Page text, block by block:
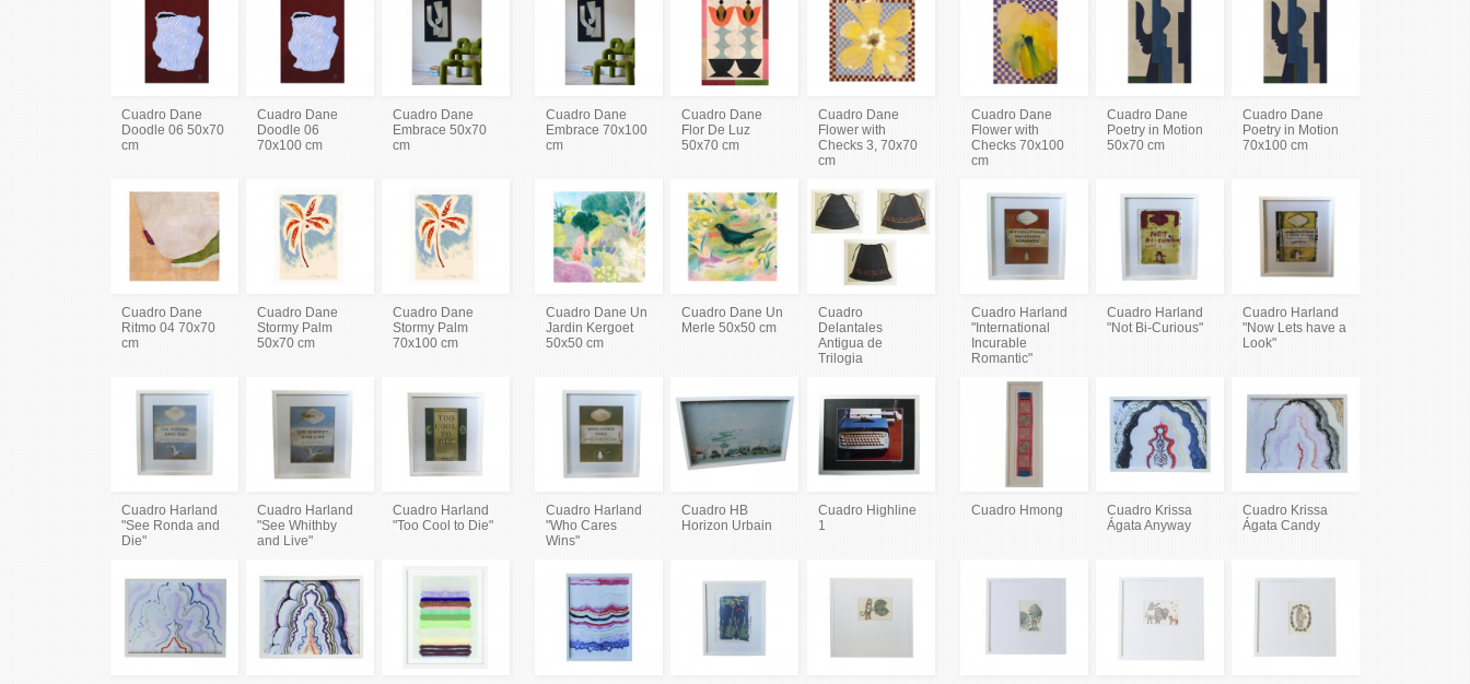
Cuadro Dane
Doodle 06 50x70
cm
Cuadro Dane
Doodle 06
70x100 cm
Cuadro Dane
Embrace 50x70
cm
Cuadro Dane
Embrace 70x100
cm
Cuadro Dane
Flor De Luz
50x70 cm
Cuadro Dane
Flower with
Checks 3, 70x70
cm
Cuadro Dane
Flower with
Checks 70x100
cm
Cuadro Dane
Poetry in Motion
50x70 cm
Cuadro Dane
Poetry in Motion
70x100 cm
Cuadro Dane
Ritmo 04 70x70
cm
Cuadro Dane
Stormy Palm
50x70 cm
Cuadro Dane
Stormy Palm
70x100 cm
Cuadro Dane Un
Jardin Kergoet
50x50 cm
Cuadro Dane Un
Merle 50x50 cm
Cuadro
Delantales
Antigua de
Trilogia
Cuadro Harland
"International
Incurable
Romantic"
Cuadro Harland
"Not Bi-Curious"
Cuadro Harland
"Now Lets have a
Look"
Cuadro Harland
"See Ronda and
Die"
Cuadro Harland
"See Whithby
and Live"
Cuadro Harland
"Too Cool to Die"
Cuadro Harland
"Who Cares
Wins"
Cuadro HB
Horizon Urbain
Cuadro Highline
1
Cuadro Hmong
Cuadro Krissa
Ágata Anyway
Cuadro Krissa
Ágata Candy